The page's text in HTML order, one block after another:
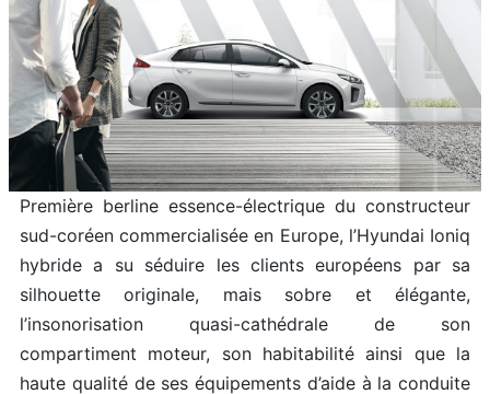
Première berline essence-électrique du constructeur
sud-coréen commercialisée en Europe, l’Hyundai Ioniq
hybride a su séduire les clients européens par sa
silhouette originale, mais sobre et élégante,
l’insonorisation quasi-cathédrale de son
compartiment moteur, son habitabilité ainsi que la
haute qualité de ses équipements d’aide à la conduite